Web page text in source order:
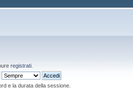
registrati
e la durata della sessione.